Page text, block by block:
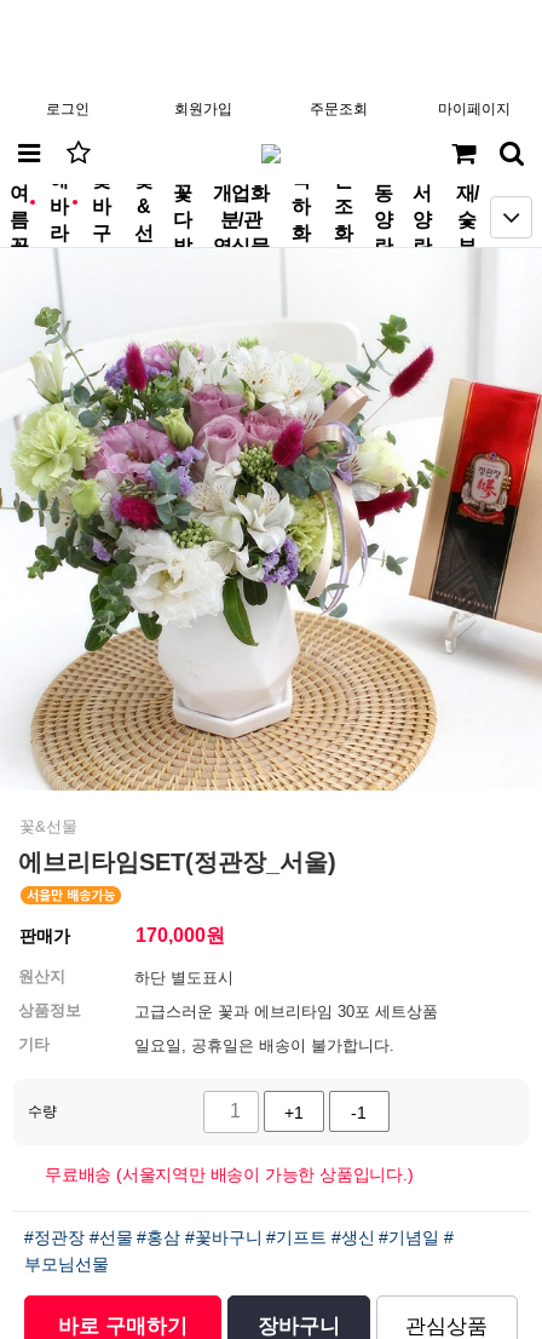
로그인 회원가입 주문조회 마이페이지
new
여
름
꽃
new
해
바
라
꽃
바
구
꽃
&
선
꽃
다
발
개업화
분/관
엽식물
축
하
화
근
조
화
동
양
란
서
양
란
분
재/
숯
부
꽃&선물
에브리타임SET(정관장_서울)
판매가 170,000원
원산지
하단 별도표시
상품정보
고급스러운 꽃과 에브리타임 30포 세트상품
기타
일요일, 공휴일은 배송이 불가합니다.
수량 +1 -1
무료배송 (서울지역만 배송이 가능한 상품입니다.)
#정관장 #선물 #홍삼 #꽃바구니 #기프트 #생신 #기념일 #
부모님선물
바로 구매하기 장바구니 관심상품